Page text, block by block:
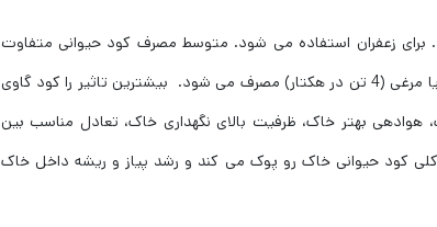
برای زعفران استفاده می شود. متوسط مصرف کود حیوانی متفاوت
است. مثلا کود گاوی (12 تن در هکتار) گوسفندی (8 تن در هکتار) و یا مرغی (4 تن در هکتار) مصرف می شود. بیشترین تاثیر را کود گاوی
بهتر خاک، ظرفیت بالای نگهداری خاک، تعادل مناسب بین
کود حیوانی خاک رو پوک می کند و رشد پیاز و ریشه داخل خاک